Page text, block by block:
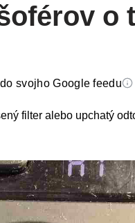
o
svojho Google feedu
filter alebo upchatý